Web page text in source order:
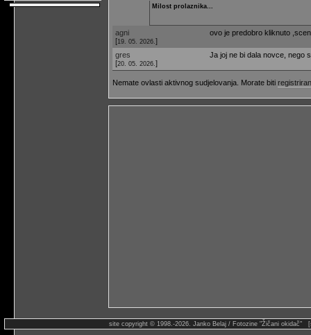
Milost prolaznika...
agni
[19. 05. 2026. ]
ovo je predobro kliknuto
gres
[20. 05. 2026. ]
Ja joj ne bi dala novce, nego
Nemate ovlasti aktivnog sudjelovanja. Morate biti
site copyright © 1998.-2026. Janko Belaj / Fotozine "Žičani okidač"